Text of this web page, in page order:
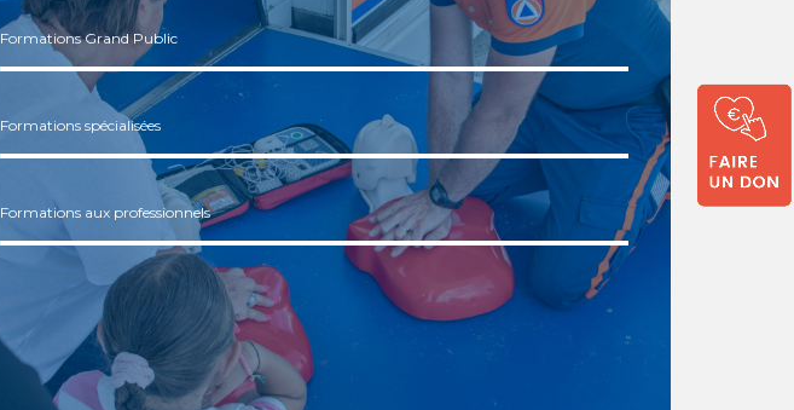
Formations Grand Public
Formations spécialisées
Formations aux professionnels